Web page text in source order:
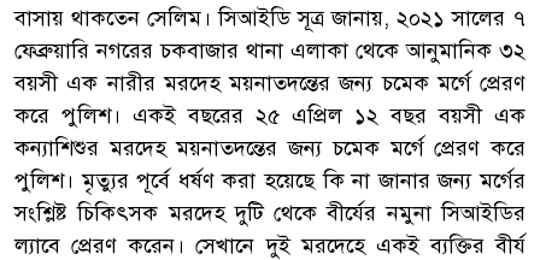
বাসায় থাকতেন সেলিম। সিআইডি সূত্র জানায়, ২০২১ সালের ৭
ফেব্রুয়ারি নগরের চকবাজার থানা এলাকা থেকে আনুমানিক ৩২
বয়সী এক নারীর মরদেহ ময়নাতদন্তের জন্য চমেক মর্গে প্রেরণ
করে পুলিশ। একই বছরের ২৫ এপ্রিল ১২ বছর বয়সী এক
কন্যাশিশুর মরদেহ ময়নাতদন্তের জন্য চমেক মর্গে প্রেরণ করে
পুলিশ। মৃত্যুর পূর্বে ধর্ষণ করা হয়েছে কি না জানার জন্য মর্গের
সংশ্লিষ্ট চিকিৎসক মরদেহ দুটি থেকে বীর্যের নমুনা সিআইডির
ল্যাবে প্রেরণ করেন। সেখানে দুই মরদেহে একই ব্যক্তির বীর্য